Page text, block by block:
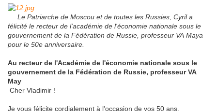
Le Patriarche de Moscou et de toutes les Russies, Cyril a
félicité le recteur de l'académie de l'économie nationale sous le
gouvernement de la Fédération de Russie, professeur VA Мауa
pour le 50e anniversaire.
Au recteur de l'Académie de l'économie nationale sous le
gouvernement de la Fédération de Russie, professeur VA
Мау
Cher Vladimir !
Je vous félicite cordialement à l'occasion de vos 50 ans.